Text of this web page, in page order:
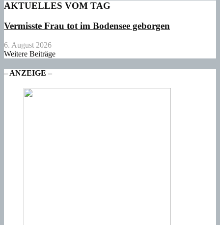
AKTUELLES VOM TAG
Vermisste Frau tot im Bodensee geborgen
6. August 2026
Weitere Beiträge
– ANZEIGE –